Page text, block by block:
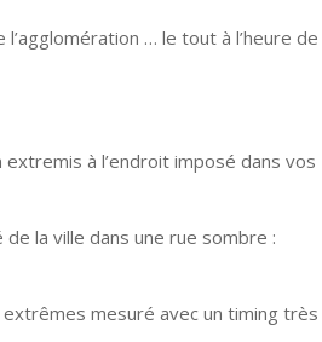
… le tout à l’heure de
à l’endroit imposé dans vos
la ville dans une rue sombre :
extrêmes mesuré avec un timing très